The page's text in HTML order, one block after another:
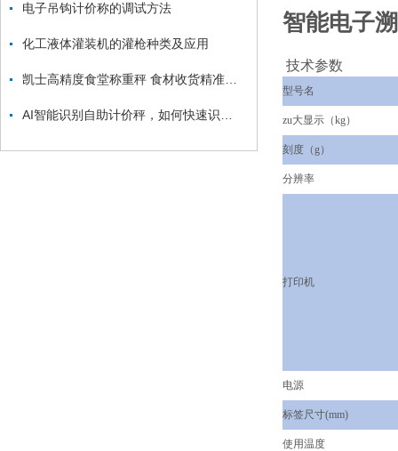
电子吊钩计价称的调试方法
化工液体灌装机的灌枪种类及应用
智能电子
技术参数
型号名
zu大显示（kg）
刻度（g）
分辨率
打印机
电源
标签尺寸(mm)
使用温度